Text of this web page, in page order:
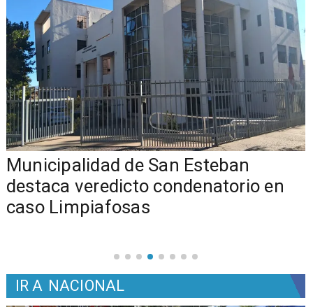
Municipalidad de San Esteban
destaca veredicto condenatorio en
caso Limpiafosas
IR A NACIONAL